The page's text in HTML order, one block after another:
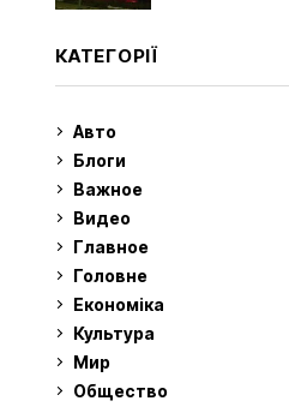
поставкаками,
КАТЕГОРІЇ
Авто
Блоги
Важное
Видео
Главное
Головне
Економіка
Культура
Мир
Общество